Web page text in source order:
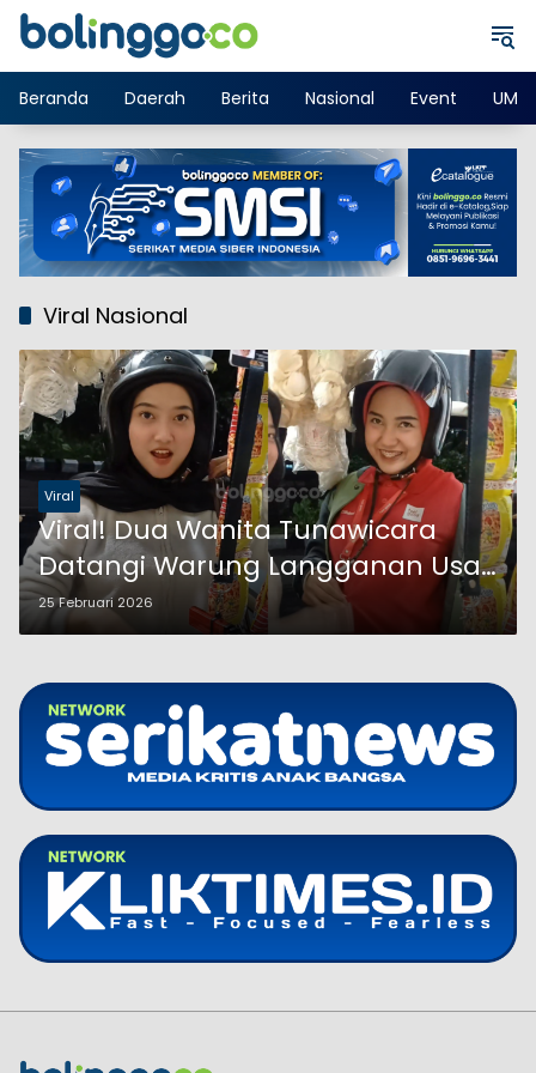
Langsung
Beranda
Daerah Berita Nasional Event
Viral Nasional
Viral
Viral! Dua Wanita Tunawicara
Datangi Warung Langganan Usai
Diterima Kerja
25 Februari 2026